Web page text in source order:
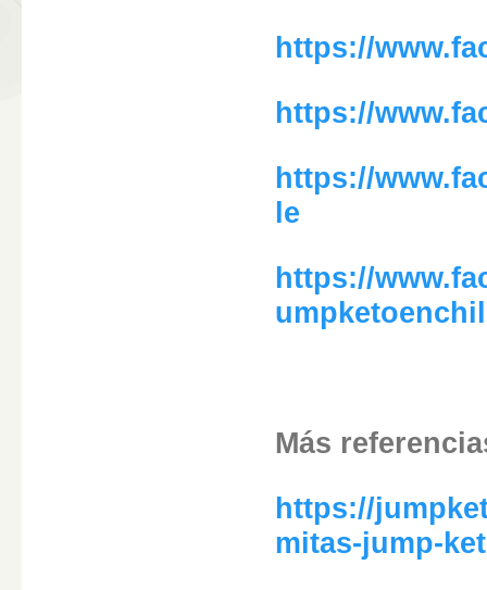
https://
https://
https://
le
https://
Más
https://
mitas-jump-